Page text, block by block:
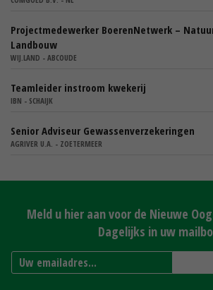
Projectmedewerker BoerenNetwerk –
Landbouw
WIJ.LAND - ABCOUDE
Teamleider instroom kwekerij
IBN - SCHAIJK
Senior Adviseur Gewassenverzekeringen
AGRIVER U.A. - ZOETERMEER
Meld u hier aan voor de Nieuwe
Dagelijks in uw